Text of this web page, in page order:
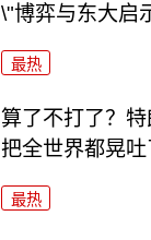
\"博弈与东大启
最热
算了不打了？特
把全世界都晃吐
最热